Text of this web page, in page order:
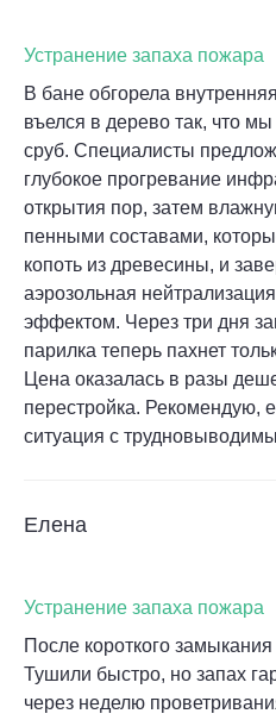
Устранение запаха пожара
В бане обгорела
въелся в дерево так, что
сруб. Специалисты
глубокое прогревание
открытия пор, затем
пенными составами,
копоть из древесины, и
аэрозольная
эффектом. Через три дня
парилка теперь пахнет
Цена оказалась в разы
перестройка. Рекомендую,
ситуация с
Елена
Устранение запаха пожара
После короткого
Тушили быстро, но запах
через неделю